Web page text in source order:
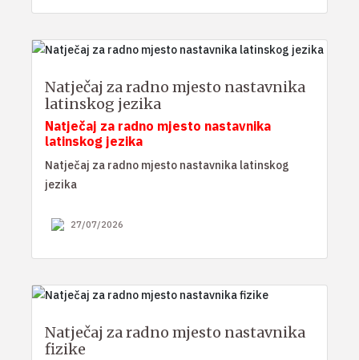
Natječaj za radno mjesto nastavnika
latinskog jezika
Natječaj za radno mjesto nastavnika
latinskog jezika
Natječaj za radno mjesto nastavnika latinskog
jezika
27/07/2026
Natječaj za radno mjesto nastavnika
fizike